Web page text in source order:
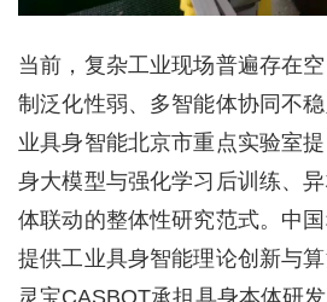
当前，复杂工业现场普遍存在
制泛化性弱、多智能体协同不
业具身智能北京市重点实验室
身大模型与强化学习后训练、
体联动的整体性研究范式。中
提供工业具身智能理论创新与